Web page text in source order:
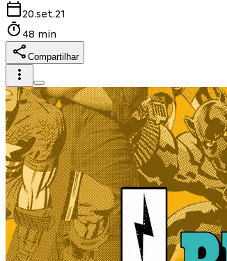
20.set.21
48 min
Compartilhar